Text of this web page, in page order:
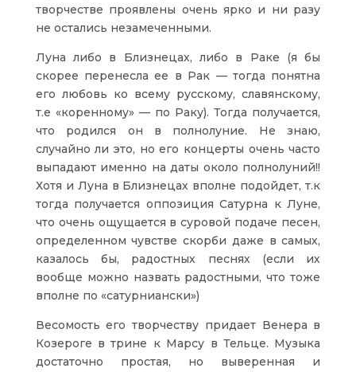
творчестве проявлены очень ярко и ни разу
не остались незамеченными.
Луна либо в Близнецах, либо в Раке (я бы
скорее перенесла ее в Рак — тогда понятна
его любовь ко всему русскому, славянскому,
т.е «коренному» — по Раку). Тогда получается,
что родился он в полнолуние. Не знаю,
случайно ли это, но его концерты очень часто
выпадают именно на даты около полнолуний!!
Хотя и Луна в Близнецах вполне подойдет, т.к
тогда получается оппозиция Сатурна к Луне,
что очень ощущается в суровой подаче песен,
определенном чувстве скорби даже в самых,
казалось бы, радостных песнях (если их
вообще можно назвать радостными, что тоже
вполне по «сатурниански»)
Весомость его творчеству придает Венера в
Козероге в трине к Марсу в Тельце. Музыка
достаточно простая, но выверенная и